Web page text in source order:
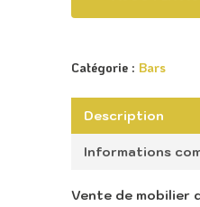
Catégorie : Bars
Description
Informations
Vente de mobilier